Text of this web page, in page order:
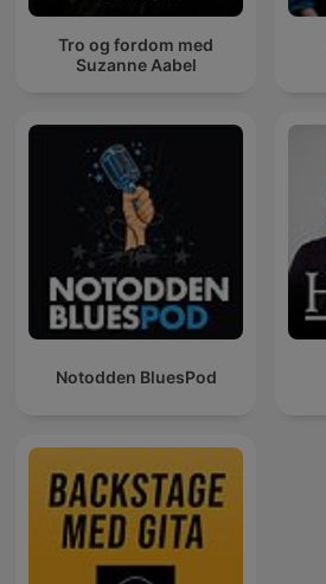
Tro og fordom med
Suzanne Aabel
Notodden BluesPod